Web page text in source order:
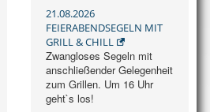
21.08.2026
FEIERABENDSEGELN MIT
GRILL & CHILL
Zwangloses Segeln mit
anschließender Gelegenheit
zum Grillen. Um 16 Uhr
geht`s los!